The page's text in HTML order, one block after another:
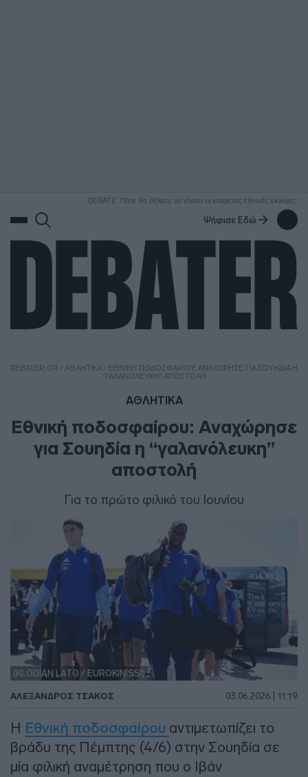
DEBATE: Πότε θα θέλατε να γίνουν οι επόμενες εθνικές εκλογές;
Ψήφισε Εδώ
DEBATER.GR / ΑΘΛΗΤΙΚΑ/ ΕΘΝΙΚΉ ΠΟΔΟΣΦΑΊΡΟΥ: ΑΝΑΧΏΡΗΣΕ ΓΙΑ ΣΟΥΗΔΊΑ Η
“ΓΑΛΑΝΌΛΕΥΚΗ” ΑΠΟΣΤΟΛΉ
ΑΘΛΗΤΙΚΑ
Εθνική ποδοσφαίρου: Αναχώρησε
για Σουηδία η “γαλανόλευκη”
αποστολή
Για το πρώτο φιλικό του Ιουνίου
(KLODIAN LATO / EUROKINISSI)
ΑΛΈΞΑΝΔΡΟΣ ΤΣΆΚΟΣ 03.06.2026 | 11:19
Η Εθνική ποδοσφαίρου αντιμετωπίζει το
βράδυ της Πέμπτης (4/6) στην Σουηδία σε
μία φιλική αναμέτρηση που ο Ιβάν